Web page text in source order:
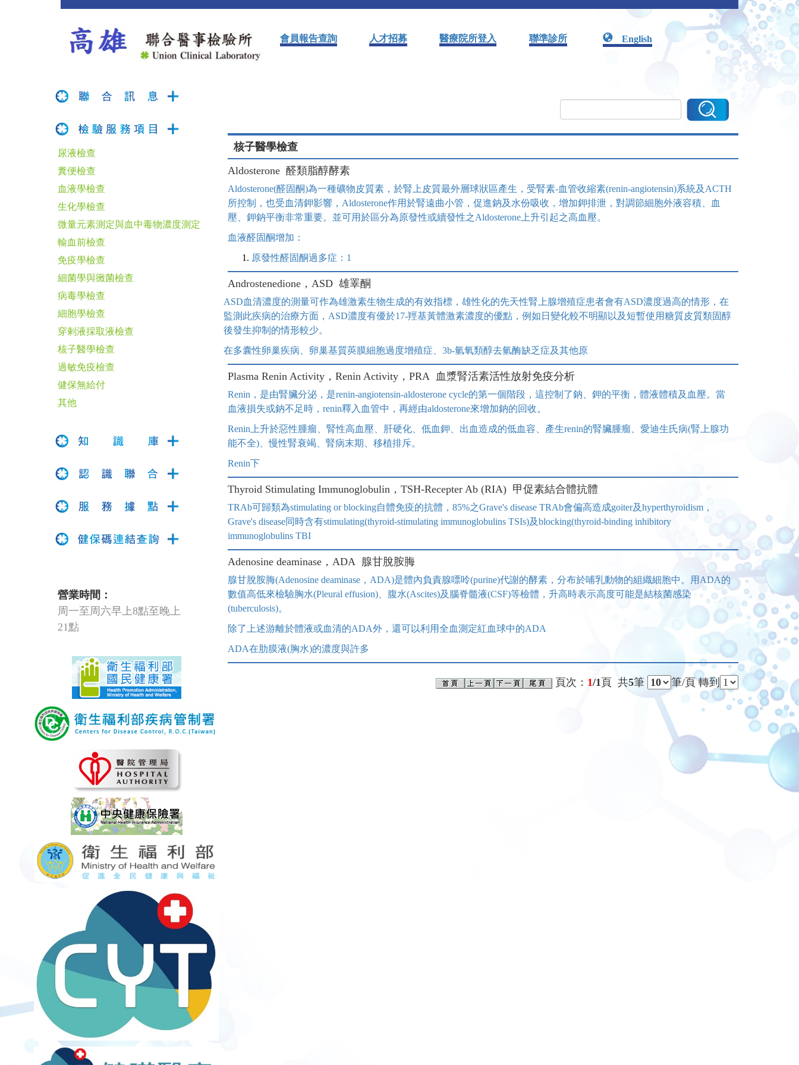
會員報告查詢 人才招募 醫療院所登入 聯準診所 English
尿液檢查
糞便檢查
血液學檢查
生化學檢查
微量元素測定與血中毒物濃度測定
輸血前檢查
免疫學檢查
細菌學與黴菌檢查
病毒學檢查
細胞學檢查
穿剌液採取液檢查
核子醫學檢查
過敏免疫檢查
健保無給付
其他
營業時間：
周一至周六早上8點至晚上
21點
核子醫學檢查
Aldosterone 醛類脂醇酵素
Aldosterone(醛固酮)為一種礦物皮質素，於腎上皮質最外層球狀區產生，受腎素-血管收縮素(renin-angiotensin)系統及ACTH
所控制，也受血清鉀影響，Aldosterone作用於腎遠曲小管，促進鈉及水份吸收，增加鉀排泄，對調節細胞外液容積、血
壓、鉀鈉平衡非常重要。並可用於區分為原發性或續發性之Aldosterone上升引起之高血壓。
血液醛固酮增加：
原發性醛固酮過多症：1
Androstenedione，ASD 雄睪酮
ASD血清濃度的測量可作為雄激素生物生成的有效指標，雄性化的先天性腎上腺增殖症患者會有ASD濃度過高的情形，在
監測此疾病的治療方面，ASD濃度有優於17-羥基黃體激素濃度的優點，例如日變化較不明顯以及短暫使用糖質皮質類固醇
後發生抑制的情形較少。
在多囊性卵巢疾病、卵巢基質莢膜細胞過度增殖症、3b-氫氧類醇去氫酶缺乏症及其他原
Plasma Renin Activity，Renin Activity，PRA 血漿腎活素活性放射免疫分析
Renin，是由腎臟分泌，是renin-angiotensin-aldosterone cycle的第一個階段，這控制了鈉、鉀的平衡，體液體積及血壓。當
血液損失或鈉不足時，renin釋入血管中，再經由aldosterone來增加鈉的回收。
Renin上升於惡性腫瘤、腎性高血壓、肝硬化、低血鉀、出血造成的低血容、產生renin的腎臟腫瘤、愛迪生氏病(腎上腺功
能不全)、慢性腎衰竭、腎病末期、移植排斥。
Renin下
Thyroid Stimulating Immunoglobulin，TSH-Recepter Ab (RIA) 甲促素結合體抗體
TRAb可歸類為stimulating or blocking自體免疫的抗體，85%之Grave's disease TRAb會偏高造成goiter及hyperthyroidism，
Grave's disease同時含有stimulating(thyroid-stimulating immunoglobulins TSIs)及blocking(thyroid-binding inhibitory
immunoglobulins TBI
Adenosine deaminase，ADA 腺甘脫胺脢
腺甘脫胺脢(Adenosine deaminase，ADA)是體內負責腺嘌呤(purine)代謝的酵素，分布於哺乳動物的組織細胞中。用ADA的
數值高低來檢驗胸水(Pleural effusion)、腹水(Ascites)及腦脊髓液(CSF)等檢體，升高時表示高度可能是結核菌感染
(tuberculosis)。
除了上述游離於體液或血清的ADA外，還可以利用全血測定紅血球中的ADA
ADA在肋膜液(胸水)的濃度與許多
頁次： 1/1 頁 共5筆 筆/頁 轉到